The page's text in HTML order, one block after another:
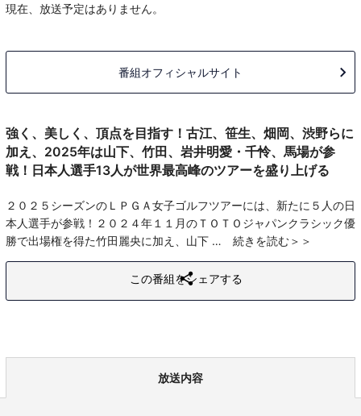
現在、放送予定はありません。
番組オフィシャルサイト
強く、美しく、頂点を目指す！古江、笹生、畑岡、渋野らに
加え、2025年は山下、竹田、岩井明愛・千怜、馬場が参
戦！日本人選手13人が世界最高峰のツアーを盛り上げる
２０２５シーズンのＬＰＧＡ女子ゴルフツアーには、新たに５人の日
本人選手が参戦！２０２４年１１月のＴＯＴＯジャパンクラシック優
勝で出場権を得た竹田麗央に加え、山下
続きを読む
この番組をシェアする
放送内容